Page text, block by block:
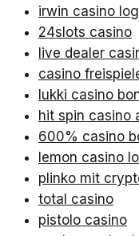
irwin casino
24slots casino
live dealer
casino
lukki casino
hit spin casino
600% casino
lemon casino
plinko mit
total casino
pistolo casino